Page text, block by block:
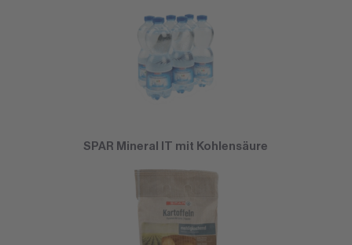
SPAR Mineral IT mit Kohlensäure